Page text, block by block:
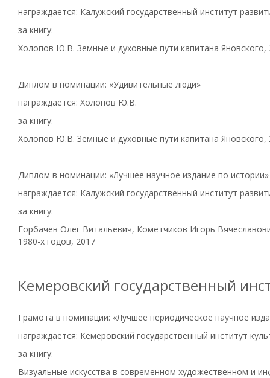
награждается: Калужский государственный институт
за книгу:
Холопов Ю.В. Земные и духовные пути капитана Яновского,
Диплом в номинации: «Удивительные люди»
награждается: Холопов Ю.В.
за книгу:
Холопов Ю.В. Земные и духовные пути капитана Яновского,
Диплом в номинации: «Лучшее научное издание по истории»
награждается: Калужский государственный институт
за книгу:
Горбачев Олег Витальевич, Кометчиков Игорь
1980-х годов, 2017
Кемеровский государственный
Грамота в номинации: «Лучшее периодическое научное
награждается: Кемеровский государственный институт
за книгу:
Визуальные искусства в современном художественном и